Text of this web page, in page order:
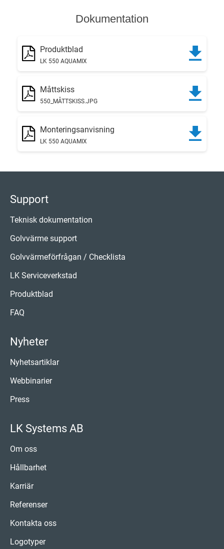
Dokumentation
Produktblad
LK 550 AQUAMIX
Måttskiss
550_MÅTTSKISS.JPG
Monteringsanvisning
LK 550 AQUAMIX
Support
Teknisk dokumentation
Golvvärme support
Golvvärmeförfrågan / Checklista
LK Serviceverkstad
Produktblad
FAQ
Nyheter
Nyhetsartiklar
Webbinarier
Press
LK Systems AB
Om oss
Hållbarhet
Karriär
Referenser
Kontakta oss
Logotyper